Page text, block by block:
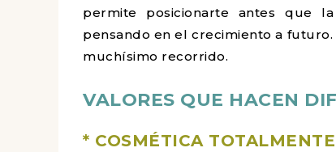
permite posicionarte antes que
pensando en el crecimiento a
muchísimo recorrido.
VALORES QUE HACEN
* COSMÉTICA